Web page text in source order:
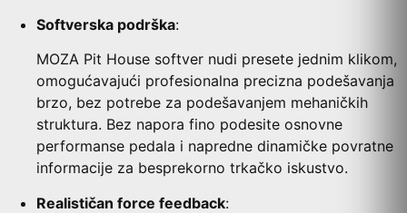
Softverska podrška:
MOZA Pit House softver nudi presete jednim klikom,
omogućavajući profesionalna precizna podešavanja
brzo, bez potrebe za podešavanjem mehaničkih
struktura. Bez napora fino podesite osnovne
performanse pedala i napredne dinamičke povratne
informacije za besprekorno trkačko iskustvo.
Realističan force feedback: